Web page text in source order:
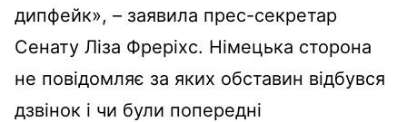
дипфейк», – заявила прес-секретар
Сенату Ліза Фреріхс. Німецька сторона
не повідомляє за яких обставин відбувся
дзвінок і чи були попередні